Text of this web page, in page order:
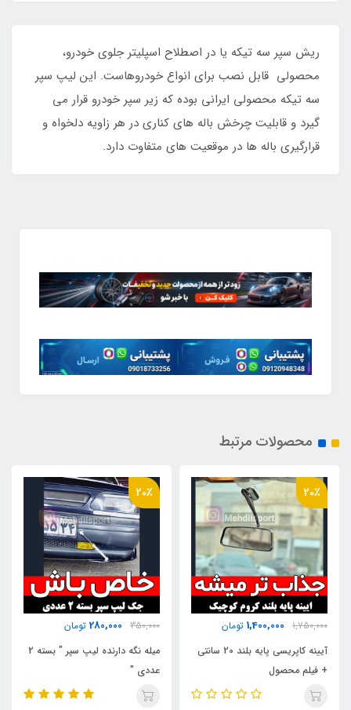
ریش سپر سه تیکه یا در اصطلاح اسپلیتر جلوی خودرو،
محصولی قابل نصب برای انواع خودروهاست. این لیپ سپر
سه تیکه محصولی ایرانی بوده که زیر سپر خودرو قرار می
گیرد و قابلیت چرخش باله های کناری در هر زاویه دلخواه و
قرارگیری باله ها در موقعیت های متفاوت دارد.
محصولات مرتبط
350,000
280,000 تومان
عددی "
22٪
700,000
550,000
پک استیکر *** ژله ای ***